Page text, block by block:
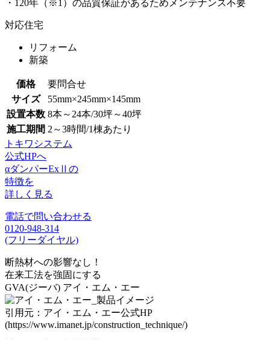
・120年（※1）の品質保証があるためメンテナンス不要
対応住宅
リフォーム
新築
価格
要問合せ
サイズ
55mm×245mm×145mm
設置本数 8本～24本/30坪～40坪
施工期間 2～3時間/1棟あたり
トキワシステム
公式HPへ
αダンパーExⅡの
特徴を
詳しく見る
電話で問い合わせる
0120-948-314
(フリーダイヤル)
断熱材への影響なし！
在来工法を強固にする
GVA(ジーバ) アイ・エム・エー
引用元：アイ・エム・エー公式HP
(https://www.imanet.jp/construction_technique/)